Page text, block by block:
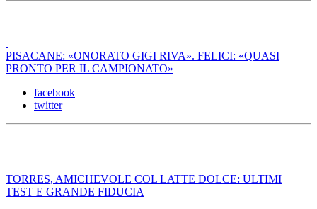
PISACANE: «ONORATO GIGI RIVA». FELICI: «QUASI
PRONTO PER IL CAMPIONATO»
facebook
twitter
TORRES, AMICHEVOLE COL LATTE DOLCE: ULTIMI
TEST E GRANDE FIDUCIA